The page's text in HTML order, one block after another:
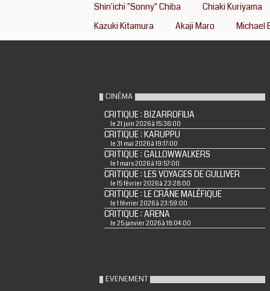
Shin'ichi "Sonny" Chiba
Chiaki Kuriyama
Kazuki Kitamura
Akaji Maro Michael
CINÉMA
CRITIQUE : BIZARROFILIA
le 21 juin 2026 à 15:36:00
CRITIQUE : KARUPPU
le 31 mai 2026 à 19:17:00
CRITIQUE : GALLOWWALKERS
le 1 mars 2026 à 19:57:00
CRITIQUE : LES VOYAGES DE GULLIVER
le 15 février 2026 à 23:28:00
CRITIQUE : LE CRÂNE MALÉFIQUE
le 1 février 2026 à 23:59:00
CRITIQUE : ARENA
le 25 janvier 2026 à 18:04:00
EVENEMENT